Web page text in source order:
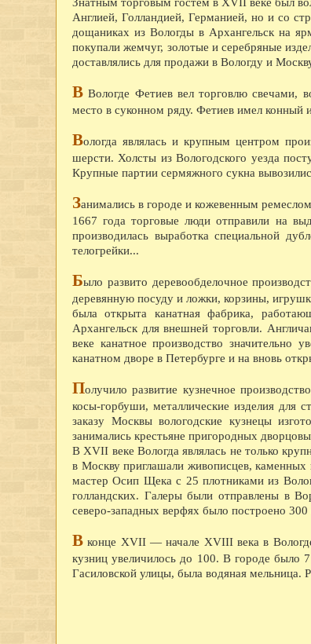
Знатным торговым гостем в XVII веке был
Англией, Голландией, Германией, но и со
дощаниках из Вологды в Архангельск на
покупали жемчуг, золотые и серебряные
доставлялись для продажи в Вологду и
В Вологде Фетиев вел торговлю свечами,
место в суконном ряду. Фетиев имел
Вологда являлась и крупным центром
шерсти. Холсты из Вологодского уезда
Крупные партии сермяжного сукна
Занимались в городе и кожевенным
1667 года торговые люди отправили на
производилась выработка специальной
телогрейки...
Было развито деревообделочное
деревянную посуду и ложки, корзины,
была открыта канатная фабрика,
Архангельск для внешней торговли.
веке канатное производство
канатном дворе в Петербурге и на вновь
Получило развитие кузнечное
косы-горбуши, металлические изделия для
заказу Москвы вологодские кузнецы
занимались крестьяне пригородных
В XVII веке Вологда являлась не только
в Москву приглашали живописцев,
мастер Осип Щека с 25 плотниками из
голландских. Галеры были отправлены в
северо-западных верфях было построено 300
В конце XVII — начале XVIII века в
кузниц увеличилось до 100. В городе было
Гасиловской улицы, была водяная мельница.